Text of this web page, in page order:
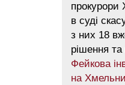
прокурори
в суді
з них 18
рішення та
Фейкова
на